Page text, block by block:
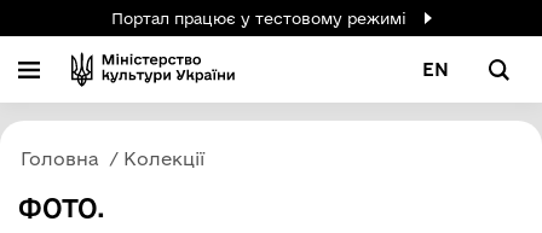
Портал працює у тестовому режимі
EN
Головна Колекції
ФОТО.